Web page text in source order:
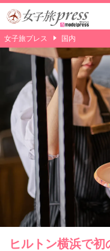
女子旅プレス 国内
ヒルトン横浜で